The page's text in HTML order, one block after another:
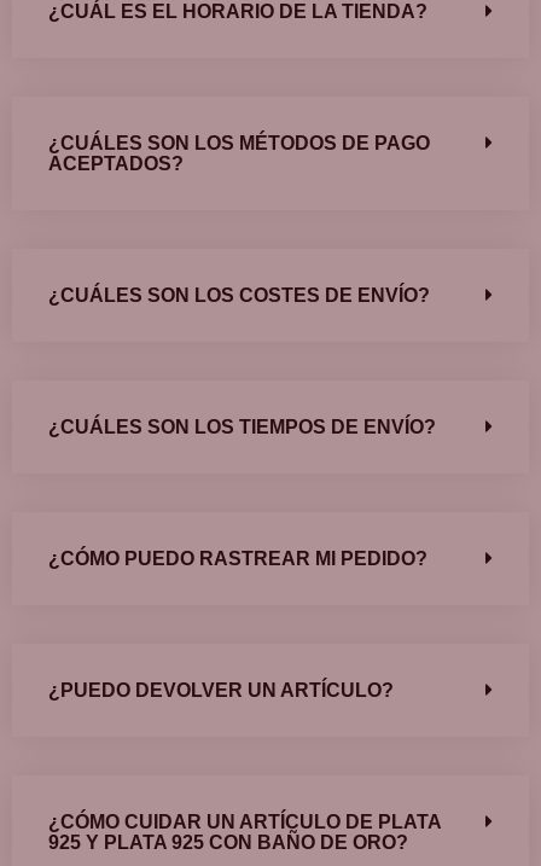
¿CUÁL ES EL HORARIO DE LA TIENDA?
¿CUÁLES SON LOS MÉTODOS DE PAGO
ACEPTADOS?
¿CUÁLES SON LOS COSTES DE ENVÍO?
¿CUÁLES SON LOS TIEMPOS DE ENVÍO?
¿CÓMO PUEDO RASTREAR MI PEDIDO?
¿PUEDO DEVOLVER UN ARTÍCULO?
¿CÓMO CUIDAR UN ARTÍCULO DE PLATA
925 Y PLATA 925 CON BAÑO DE ORO?